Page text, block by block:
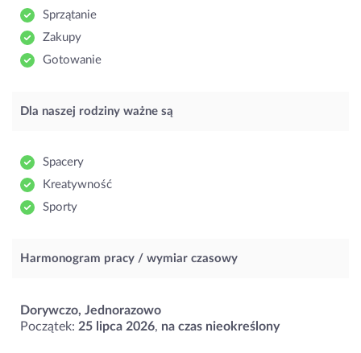
Sprzątanie
Zakupy
Gotowanie
Dla naszej rodziny ważne są
Spacery
Kreatywność
Sporty
Harmonogram pracy / wymiar czasowy
Dorywczo, Jednorazowo
Początek: 25 lipca 2026, na czas nieokreślony